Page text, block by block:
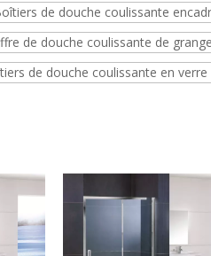
de douche coulissante
de douche coulissante de
de douche coulissante en